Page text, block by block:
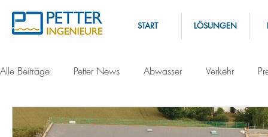
START LÖSUNGEN
Alle Beiträge Petter News Abwasser Verkehr